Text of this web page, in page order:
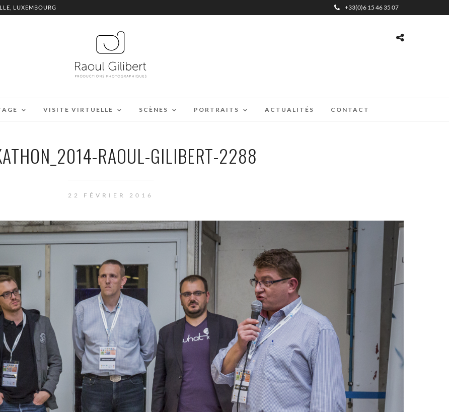
+33(0)6 15 46 35 07
LUXEMBOURG
VISITE VIRTUELLE SCÈNES PORTRAITS ACTUALITÉS CONTACT
RAOUL-GILIBERT-2288
22 FÉVRIER 2016